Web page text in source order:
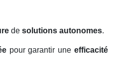
de solutions autonomes.
pour garantir uneefficacité